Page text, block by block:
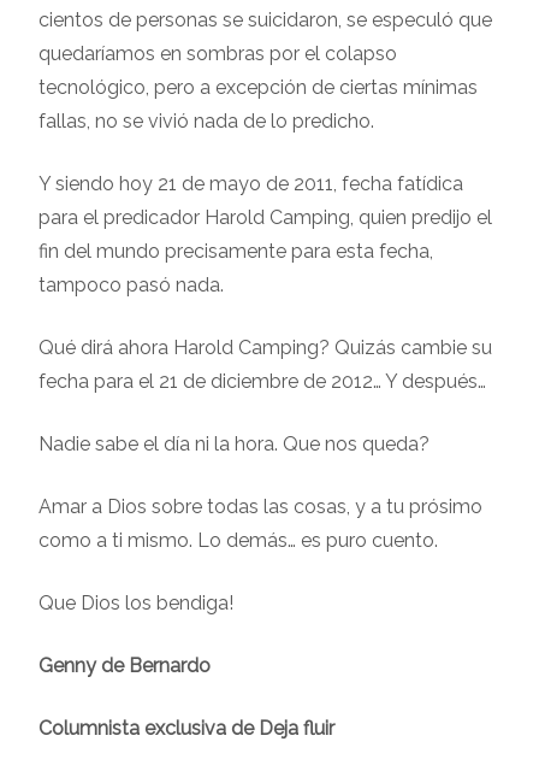
cientos de personas se suicidaron, se especuló que
quedaríamos en sombras por el colapso
tecnológico, pero a excepción de ciertas mínimas
fallas, no se vivió nada de lo predicho.
Y siendo hoy 21 de mayo de 2011, fecha fatídica
para el predicador Harold Camping, quien predijo el
fin del mundo precisamente para esta fecha,
tampoco pasó nada.
Qué dirá ahora Harold Camping? Quizás cambie su
fecha para el 21 de diciembre de 2012… Y después…
Nadie sabe el día ni la hora. Que nos queda?
Amar a Dios sobre todas las cosas, y a tu prósimo
como a ti mismo. Lo demás… es puro cuento.
Que Dios los bendiga!
Genny de Bernardo
Columnista exclusiva de Deja fluir